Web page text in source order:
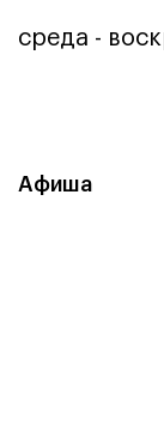
среда -
Афиша